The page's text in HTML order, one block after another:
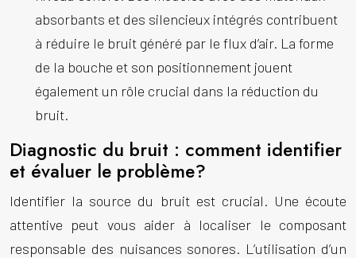
absorbants et des silencieux intégrés contribuent
à réduire le bruit généré par le flux d’air. La forme
de la bouche et son positionnement jouent
également un rôle crucial dans la réduction du
bruit.
Diagnostic du bruit : comment identifier
et évaluer le problème?
Identifier la source du bruit est crucial. Une écoute
attentive peut vous aider à localiser le composant
responsable des nuisances sonores. L’utilisation d’un